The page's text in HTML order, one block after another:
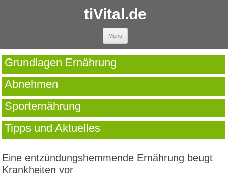
tiVital.de
Menu
Grundlagen Ernährung
Abnehmen
Sporternährung
Tipps und Aktuelles
Eine entzündungshemmende Ernährung beugt
Krankheiten vor